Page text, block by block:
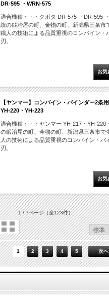
DR-595 ・WRN-575
適合機種・・・クボタ DR-575 ・DR-595
統の鍛冶屋の町、金物の町、新潟県三条市
職人の技術による品質重視のコンバイン・
刃。
【ヤンマー】コンバイン・バインダー2条
YH-220・YH-223
適合機種・・・ヤンマー YH-217・YH-220
の鍛冶屋の町、金物の町、新潟県三条市で
人の技術による品質重視のコンバイン・バ
刃。
1 / 7ページ（全123件）
1 2 3 4 5 次へ